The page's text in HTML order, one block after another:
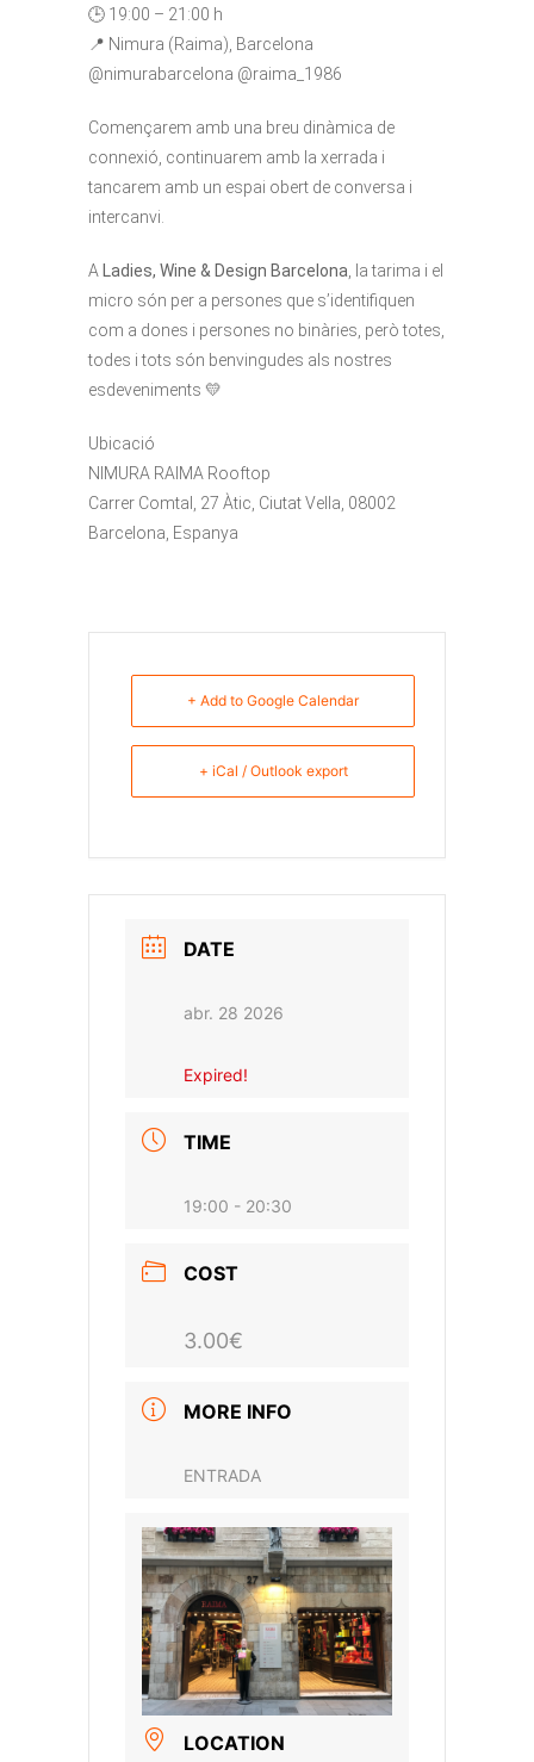
🕒 19:00 – 21:00 h
📍 Nimura (Raima), Barcelona
@nimurabarcelona @raima_1986
Començarem amb una breu dinàmica de
connexió, continuarem amb la xerrada i
tancarem amb un espai obert de conversa i
intercanvi.
A Ladies, Wine & Design Barcelona , la tarima i el
micro són per a persones que s’identifiquen
com a dones i persones no binàries, però totes,
todes i tots són benvingudes als nostres
esdeveniments 💛
Ubicació
NIMURA RAIMA Rooftop
Carrer Comtal, 27 Àtic, Ciutat Vella, 08002
Barcelona, Espanya
+ Add to Google Calendar
+ iCal / Outlook export
DATE
abr. 28 2026
Expired!
TIME
19:00 - 20:30
COST
3.00€
MORE INFO
ENTRADA
LOCATION